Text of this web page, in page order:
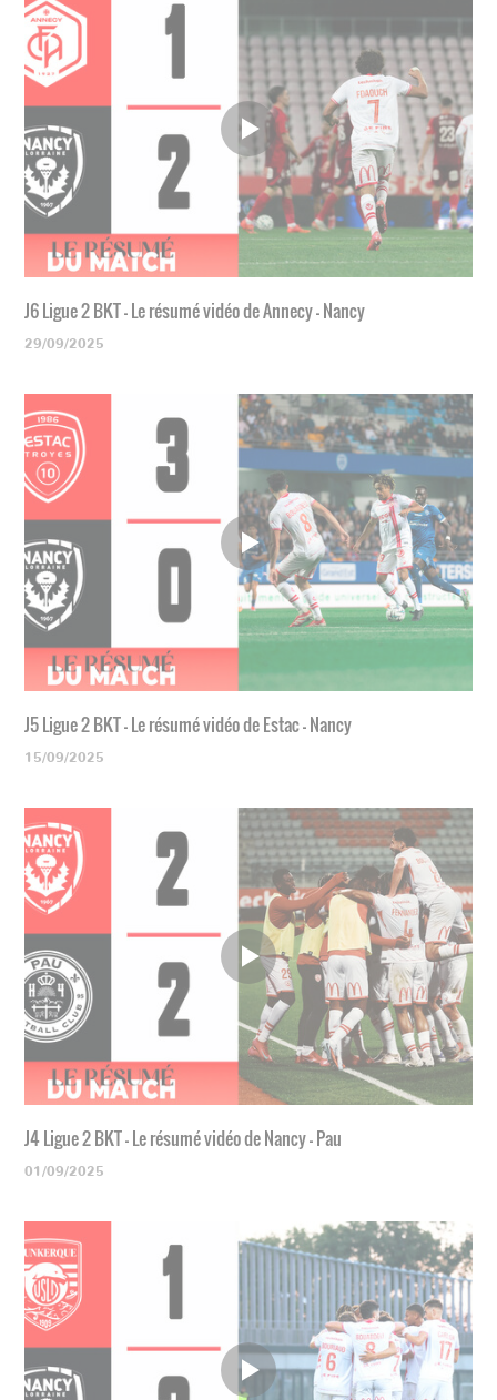
J6 Ligue 2 BKT - Le résumé vidéo de Annecy - Nancy
29/09/2025
J5 Ligue 2 BKT - Le résumé vidéo de Estac - Nancy
15/09/2025
J4 Ligue 2 BKT - Le résumé vidéo de Nancy - Pau
01/09/2025